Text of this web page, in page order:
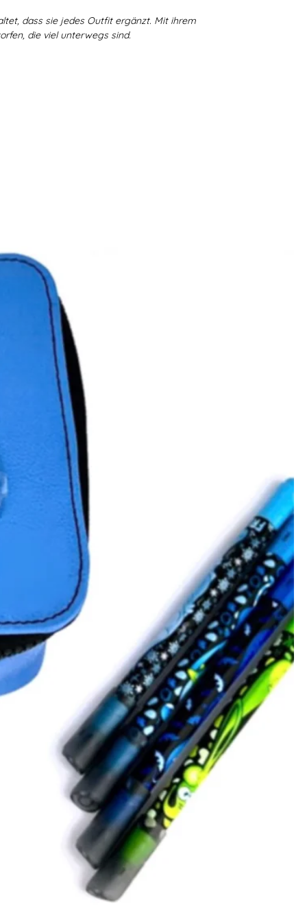
dass sie jedes Outfit ergänzt. Mit ihrem
die viel unterwegs sind.